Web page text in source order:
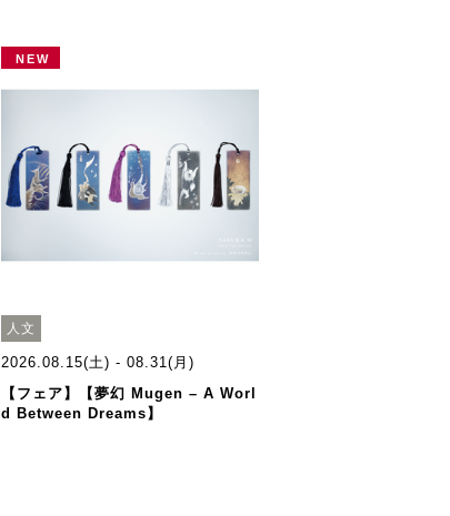
NEW
人文
2026.08.15(土) - 08.31(月)
【フェア】【夢幻 Mugen – A Worl
d Between Dreams】